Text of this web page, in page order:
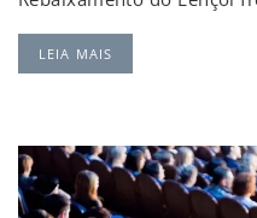
LEIA MAIS